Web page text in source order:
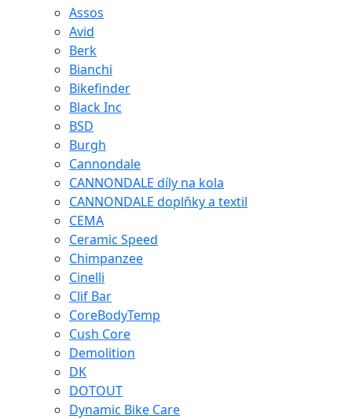
Assos
Avid
Berk
Bianchi
Bikefinder
Black Inc
BSD
Burgh
Cannondale
CANNONDALE díly na kola
CANNONDALE doplňky a textil
CEMA
Ceramic Speed
Chimpanzee
Cinelli
Clif Bar
CoreBodyTemp
Cush Core
Demolition
DK
DOTOUT
Dynamic Bike Care